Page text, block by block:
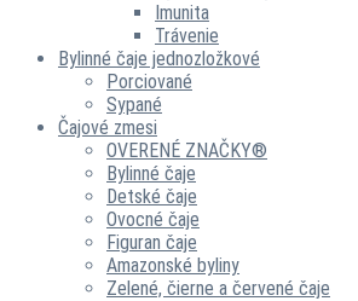
Imunita
Trávenie
Bylinné čaje jednozložkové
Porciované
Sypané
Čajové zmesi
OVERENÉ ZNAČKY®
Bylinné čaje
Detské čaje
Ovocné čaje
Figuran čaje
Amazonské byliny
Zelené, čierne a červené čaje